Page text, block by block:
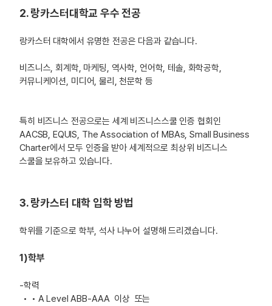
2. 랑카스터대학교 우수 전공
랑카스터 대학에서 유명한 전공은 다음과 같습니다.
비즈니스, 회계학, 마케팅, 역사학, 언어학, 테솔, 화학공학,
커뮤니케이션, 미디어, 물리, 천문학 등
특히 비즈니스 전공으로는 세계 비즈니스스쿨 인증 협회인
AACSB, EQUIS, The Association of MBAs, Small Business
Charter에서 모두 인증을 받아 세계적으로 최상위 비즈니스
스쿨을 보유하고 있습니다.
3. 랑카스터 대학 입학 방법
학위를 기준으로 학부, 석사 나누어 설명해 드리겠습니다.
1)학부
-학력
• A Level ABB-AAA 이상 또는